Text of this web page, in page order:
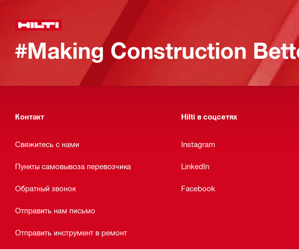
#Making Construction
Контакт
Свяжитесь с нами
Пункты самовывоза перевозчика
Обратный звонок
Отправить нам письмо
Отправить инструмент в ремонт
Hilti в соцсетях
Instagram
LinkedIn
Facebook